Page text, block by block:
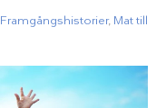
Framgångshistorier, Mat till